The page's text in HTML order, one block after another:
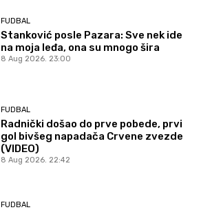
FUDBAL
Stanković posle Pazara: Sve nek ide
na moja leđa, ona su mnogo šira
8 Aug 2026. 23:00
FUDBAL
Radnički došao do prve pobede, prvi
gol bivšeg napadača Crvene zvezde
(VIDEO)
8 Aug 2026. 22:42
FUDBAL